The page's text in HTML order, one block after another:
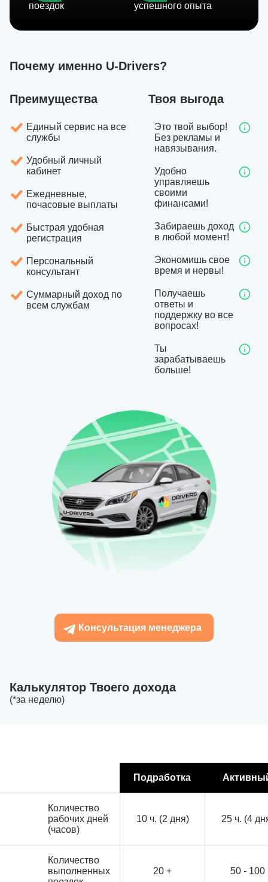
поездок успешного опыта
Почему именно U-Drivers?
Преимущества
Единый сервис на все
службы
Удобный личный
кабинет
Ежедневные,
почасовые выплаты
Быстрая удобная
регистрация
Персональный
консультант
Суммарный доход по
всем службам
Твоя выгода
Это твой выбор!
Без рекламы и
навязывания.
Удобно
управляешь
своими
финансами!
Забираешь доход
в любой момент!
Экономишь свое
время и нервы!
Получаешь
ответы и
поддержку во все
вопросах!
Ты
зарабатываешь
больше!
Консультация менеджера
Калькулятор Твоего дохода
(*за неделю)
Подработка
Количество
рабочих дней
(часов)
10 ч. (2 дня) 25 ч. (4
Количество
выполненных
20 + 50 - 100